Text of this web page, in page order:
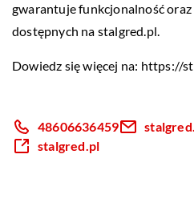
gwarantuje funkcjonalność
dostępnych na stalgred.pl.
Dowiedz się więcej na: https://
48606636459
stalgred.pl